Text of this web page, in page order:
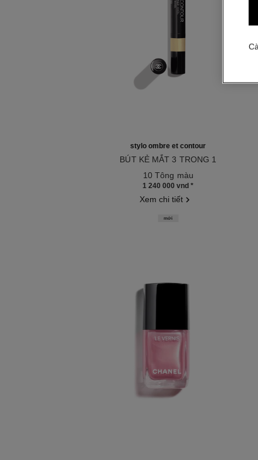
stylo ombre et contour
BÚT KẺ MẮT 3 TRONG 1
10 Tông màu
1 240 000 vnd*
Xem chi tiết
mới